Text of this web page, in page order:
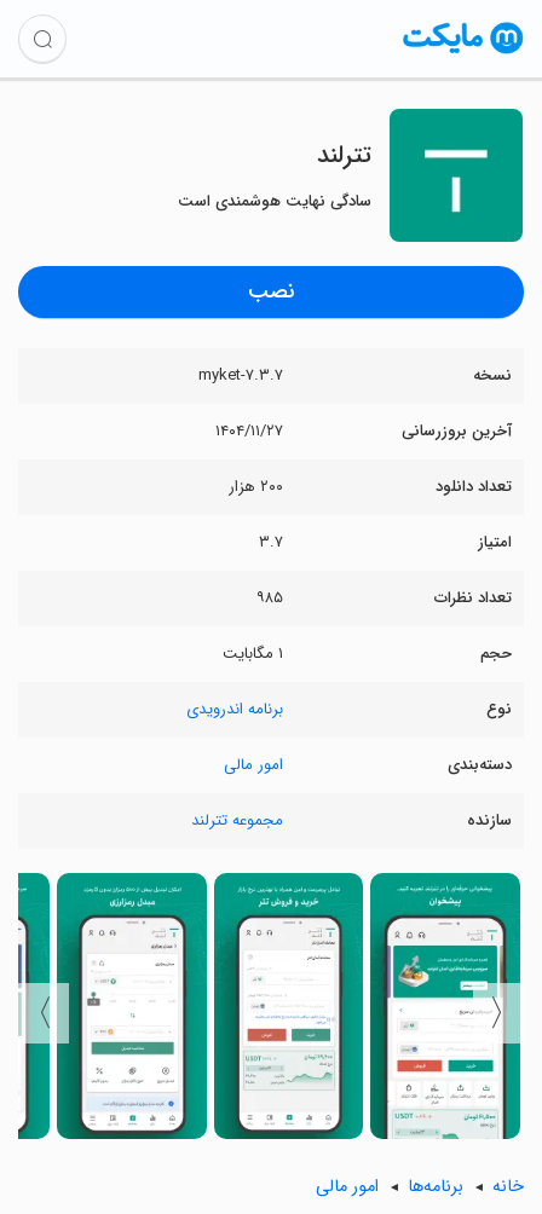
تترلند
سادگی نهایت هوشمندی است
نصب
نسخه ۷.۳.۷-myket
آخرین بروزرسانی ۱۴۰۴/۱۱/۲۷
تعداد دانلود ۲۰۰ هزار
امتیاز ۳.۷
تعداد نظرات ۹۸۵
حجم ۱ مگابایت
نوع برنامه اندرویدی
دسته‌بندی امور مالی
سازنده مجموعه تترلند
〈
〉
خانه برنامه‌ها امور مالی